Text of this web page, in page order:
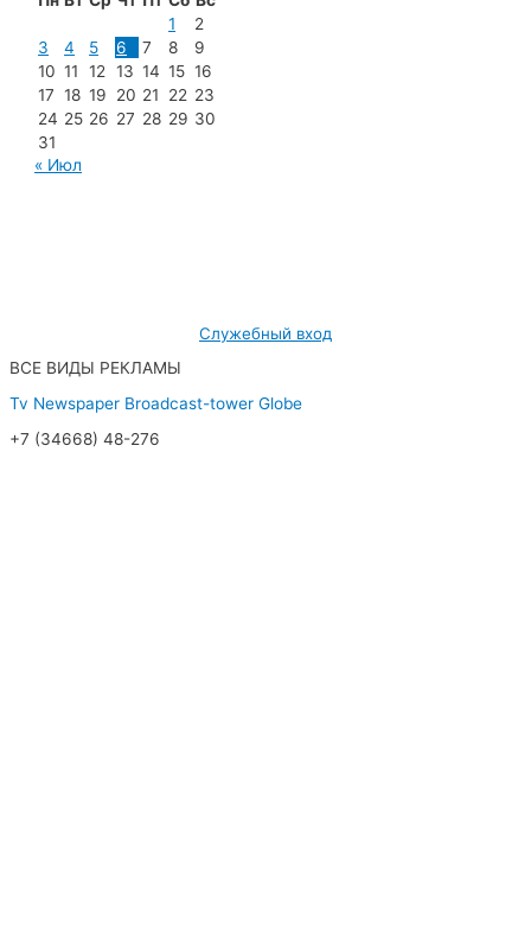
1
2
3
4 5 6 7 8
9
10 11 12 13 14 15 16
17 18 19 20 21 22 23
24 25 26 27 28 29 30
31
« Июл
Служебный вход
ВСЕ ВИДЫ РЕКЛАМЫ
Tv Newspaper Broadcast-tower Globe
+7 (34668) 48-276